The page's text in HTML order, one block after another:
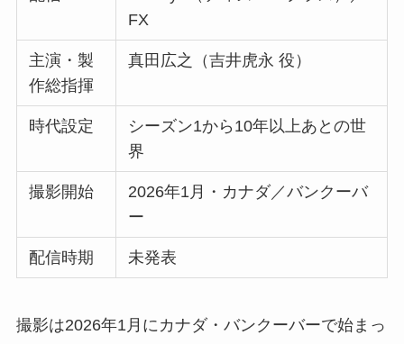
FX
主演・製
作総指揮
真田広之（吉井虎永 役）
時代設定
シーズン1から10年以上あとの世
界
撮影開始
2026年1月・カナダ／バンクーバ
ー
配信時期 未発表
撮影は2026年1月にカナダ・バンクーバーで始まっ